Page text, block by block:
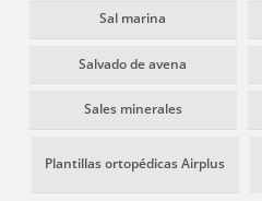
Sal marina
Salvado de avena
Sales minerales
Plantillas ortopédicas Airplus